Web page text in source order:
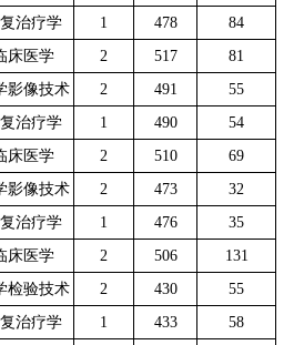
治疗学
1 478 84
床医学 2 517
81
影像技术
2 491
55
治疗学
1 490 54
床医学 2 510
69
影像技术
2 473
32
治疗学
1 476 35
床医学 2 506
131
检验技术
2 430
55
治疗学
1 433 58